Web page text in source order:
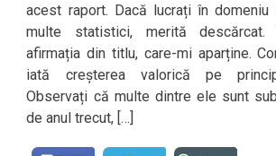
acest raport. Dacă lucrați în
multe statistici, merită
afirmația din titlu, care-mi aparține.
iată creșterea valorică pe
Observați că multe dintre ele sunt
de anul trecut, […]